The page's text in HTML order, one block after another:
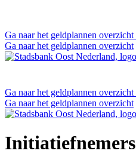
Ga naar het geldplannen overzicht
Ga naar het geldplannen overzicht
Ga naar het geldplannen overzicht
Ga naar het geldplannen overzicht
Initiatiefnemers